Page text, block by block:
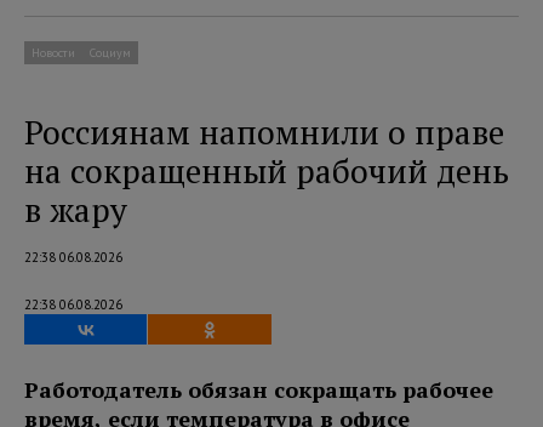
Новости Социум
Россиянам напомнили о праве
на сокращенный рабочий день
в жару
22:38 06.08.2026
22:38 06.08.2026
Работодатель обязан сокращать рабочее
время, если температура в офисе